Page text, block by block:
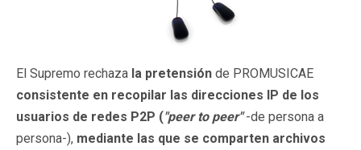
El Supremo rechaza la pretensión de PROMUSICAE
consistente en recopilar las direcciones IP de los
usuarios de redes P2P ("peer to peer"-de persona a
persona-), mediante las que se comparten archivos